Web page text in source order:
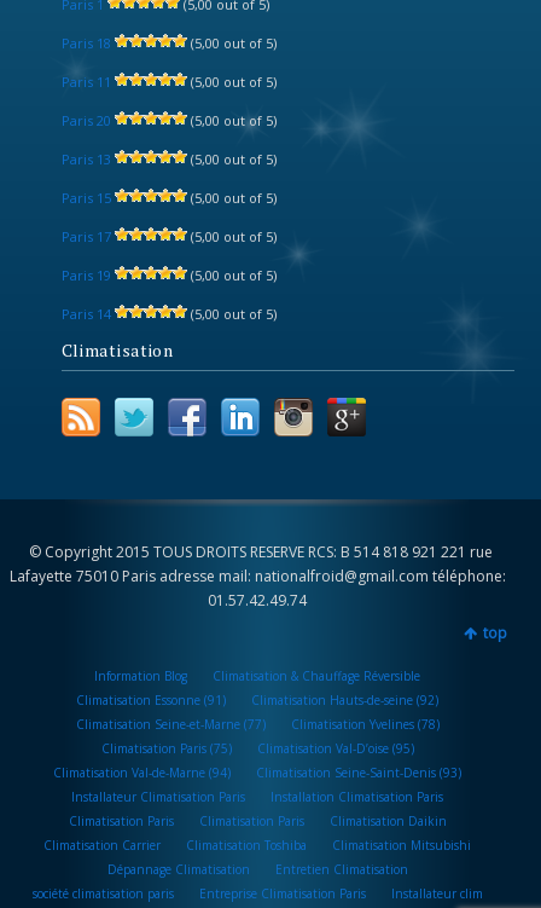
Paris 1 (5,00 out of 5)
Paris 18 (5,00 out of 5)
Paris 11 (5,00 out of 5)
Paris 20 (5,00 out of 5)
Paris 13 (5,00 out of 5)
Paris 15 (5,00 out of 5)
Paris 17 (5,00 out of 5)
Paris 19 (5,00 out of 5)
Paris 14 (5,00 out of 5)
Climatisation
© Copyright 2015 TOUS DROITS RESERVE RCS: B 514 818 921 221 rue
Lafayette 75010 Paris adresse mail: nationalfroid@gmail.com téléphone:
01.57.42.49.74
top
Information Blog
Climatisation & Chauffage Réversible
Climatisation Essonne (91)
Climatisation Hauts-de-seine (92)
Climatisation Seine-et-Marne (77)
Climatisation Yvelines (78)
Climatisation Paris (75)
Climatisation Val-D’oise (95)
Climatisation Val-de-Marne (94)
Climatisation Seine-Saint-Denis (93)
Installateur Climatisation Paris
Installation Climatisation Paris
Climatisation Paris
Climatisation Paris
Climatisation Daikin
Climatisation Carrier
Climatisation Toshiba
Climatisation Mitsubishi
Dépannage Climatisation
Entretien Climatisation
société climatisation paris
Entreprise Climatisation Paris Installateur clim